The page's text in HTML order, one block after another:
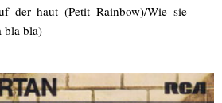
der haut (Petit Rainbow)/Wie sie
bla bla)